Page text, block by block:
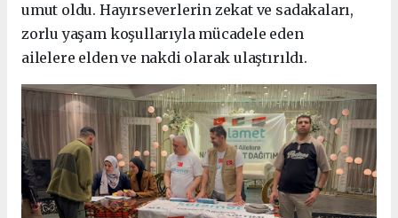
umut oldu. Hayırseverlerin zekat ve sadakaları,
zorlu yaşam koşullarıyla mücadele eden
ailelere elden ve nakdi olarak ulaştırıldı.